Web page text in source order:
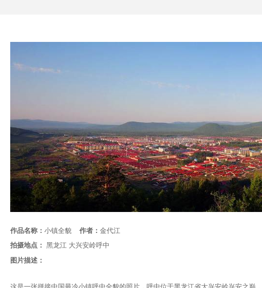
作品名称： 小镇全貌 作者： 金代江
拍摄地点： 黑龙江 大兴安岭呼中
图片描述：